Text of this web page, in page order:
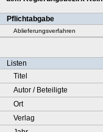
Pflichtabgabe
Ablieferungsverfahren
Listen
Titel
Autor / Beteiligte
Ort
Verlag